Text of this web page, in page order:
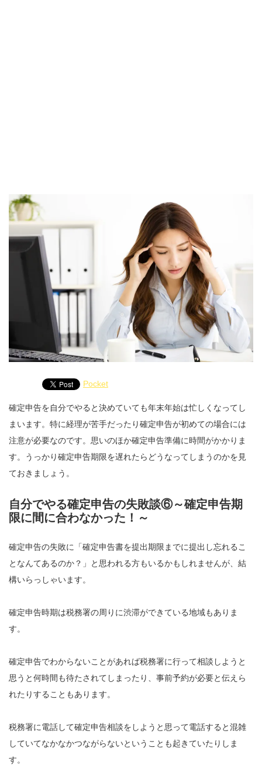
Pocket
確定申告を自分でやると決めていても年末年始は忙しくなってし
まいます。特に経理が苦手だったり確定申告が初めての場合には
注意が必要なのです。思いのほか確定申告準備に時間がかかりま
す。うっかり確定申告期限を遅れたらどうなってしまうのかを見
ておきましょう。
自分でやる確定申告の失敗談⑥～確定申告期
限に間に合わなかった！～
確定申告の失敗に「確定申告書を提出期限までに提出し忘れるこ
となんてあるのか？」と思われる方もいるかもしれませんが、結
構いらっしゃいます。
確定申告時期は税務署の周りに渋滞ができている地域もありま
す。
確定申告でわからないことがあれば税務署に行って相談しようと
思うと何時間も待たされてしまったり、事前予約が必要と伝えら
れたりすることもあります。
税務署に電話して確定申告相談をしようと思って電話すると混雑
していてなかなかつながらないということも起きていたりしま
す。